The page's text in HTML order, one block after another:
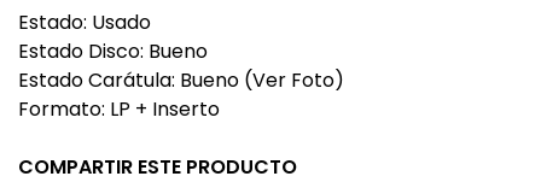
Estado: Usado
Estado Disco: Bueno
Estado Carátula: Bueno (Ver Foto)
Formato: LP + Inserto
COMPARTIR ESTE PRODUCTO